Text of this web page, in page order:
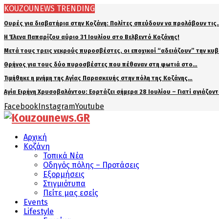
KOUZOUNEWS TRENDING
Ουρές για διαβατήρια στην Κοζάνη: Πολίτες σπεύδουν να προλάβουν
Η Έλενα Παπαρίζου αύριο 31 Ιουλίου στο Βελβεντό Κοζάνης!
Μετά τους τρεις νεκρούς πυροσβέστες, οι εποχικοί “αδειάζουν” την
Θρήνος για τους δύο πυροσβέστες που πέθαναν στη φωτιά στο…
Τιμήθηκε η μνήμη της Αγίας Παρασκευής στην πόλη της Κοζάνης…
Αγία Ειρήνη Χρυσοβαλάντου: Εορτάζει σήμερα 28 Ιουλίου – Γιατί
FacebookInstagramYoutube
Αρχική
Κοζάνη
Τοπικά Νέα
Οδηγός πόλης – Προτάσεις
Εξορμήσεις
Στιγμιότυπα
Πείτε μας εσείς
Events
Lifestyle